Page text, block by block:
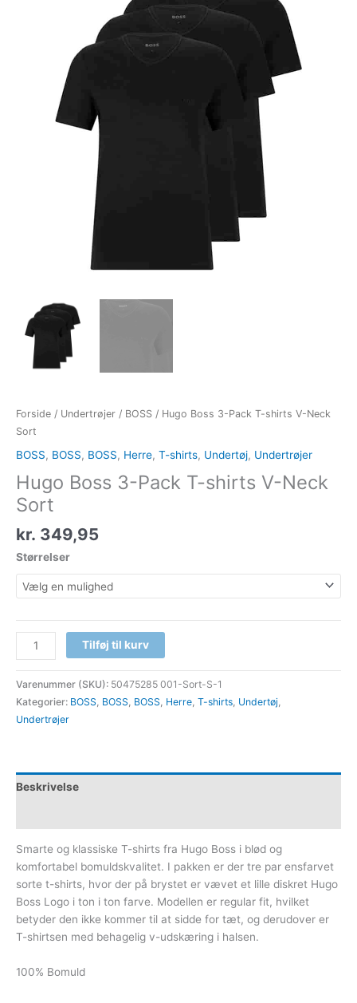
Forside / Undertrøjer / BOSS / Hugo Boss 3-Pack T-shirts V-Neck
Sort
BOSS, BOSS, BOSS, Herre, T-shirts, Undertøj, Undertrøjer
Hugo Boss 3-Pack T-shirts V-Neck
Sort
kr. 349,95
Størrelser
Tilføj til kurv
Varenummer (SKU): 50475285 001-Sort-S-1
Kategorier: BOSS, BOSS, BOSS, Herre, T-shirts, Undertøj,
Undertrøjer
Beskrivelse
Smarte og klassiske T-shirts fra Hugo Boss i blød og
komfortabel bomuldskvalitet. I pakken er der tre par ensfarvet
sorte t-shirts, hvor der på brystet er vævet et lille diskret Hugo
Boss Logo i ton i ton farve. Modellen er regular fit, hvilket
betyder den ikke kommer til at sidde for tæt, og derudover er
T-shirtsen med behagelig v-udskæring i halsen.
100% Bomuld